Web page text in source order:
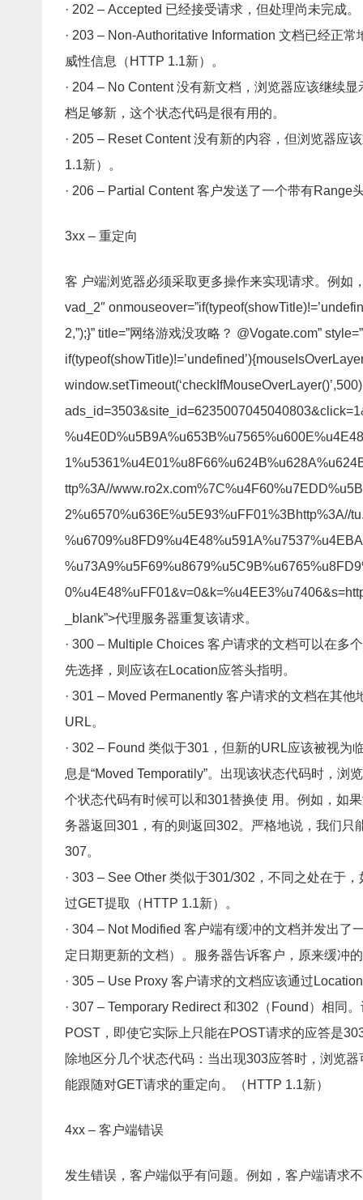
· 202 – Accepted 已经接受请求，但处理尚未完成。
· 203 – Non-Authoritative Information 文档已经正
威性信息（HTTP 1.1新）。
· 204 – No Content 没有新文档，浏览器应该继续
档足够新，这个状态代码是很有用的。
· 205 – Reset Content 没有新的内容，但浏览器应
1.1新）。
· 206 – Partial Content 客户发送了一个带有
3xx – 重定向
客 户端浏览器必须采取更多操作来实现请求。例如
vad_2″
2,”);}” title=”网络游戏没攻略？ @Vogate.com”
ttp%3A//
2%u6570%u636E%u5E93%uFF01%3Bhttp%3A//
_blank”>代理服务器重复该请求。
· 300 – Multiple Choices 客户请求的文档可以在多
先选择，则应该在Location应答头指明。
· 301 – Moved Permanently 客户请求的文档在其
URL。
· 302 – Found 类似于301，但新的URL应该被视
息是“Moved Temporatily”。出现该状态代码时，
个状态代码有时候可以和301替换使 用。例如，如
务器返回301，有的则返回302。严格地说，我们
307。
· 303 – See Other 类似于301/302，不同之处在于
过GET提取（HTTP 1.1新）。
· 304 – Not Modified 客户端有缓冲的文档并发出
定日期更新的文档）。服务器告诉客户，原来缓冲
· 305 – Use Proxy 客户请求的文档应该通过
· 307 – Temporary Redirect 和302（Found）相同
POST，即使它实际上只能在POST请求的应答是
除地区分几个状态代码：当出现303应答时，浏览
能跟随对GET请求的重定向。（HTTP 1.1新）
4xx – 客户端错误
发生错误，客户端似乎有问题。例如，客户端请求